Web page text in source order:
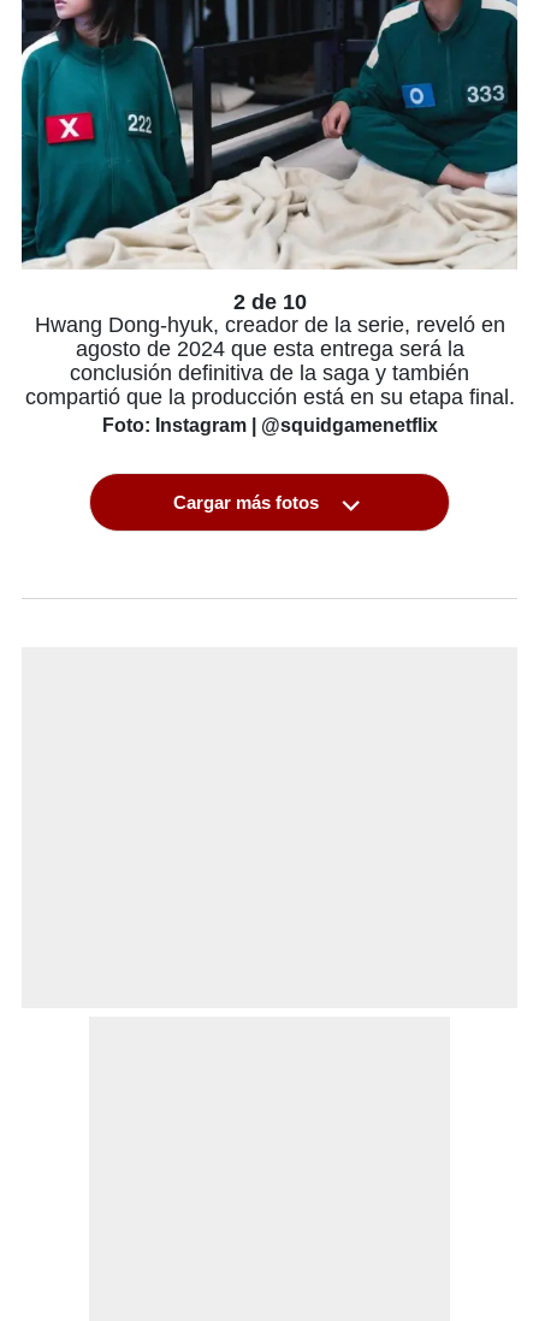
2 de 10
Hwang Dong-hyuk, creador de la serie, reveló en
agosto de 2024 que esta entrega será la
conclusión definitiva de la saga y también
compartió que la producción está en su etapa final.
Foto: Instagram | @squidgamenetflix
Cargar más fotos